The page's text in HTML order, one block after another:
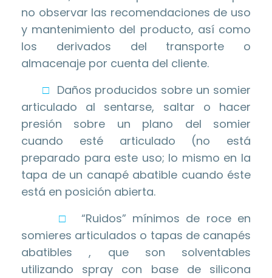
no observar las recomendaciones de uso
y mantenimiento del producto, así como
los derivados del transporte o
almacenaje por cuenta del cliente.
□ Daños producidos sobre un somier
articulado al sentarse, saltar o hacer
presión sobre un plano del somier
cuando esté articulado (no está
preparado para este uso; lo mismo en la
tapa de un canapé abatible cuando éste
está en posición abierta.
□
“Ruidos” mínimos de roce en
somieres articulados o tapas de canapés
abatibles , que son solventables
utilizando spray con base de silicona